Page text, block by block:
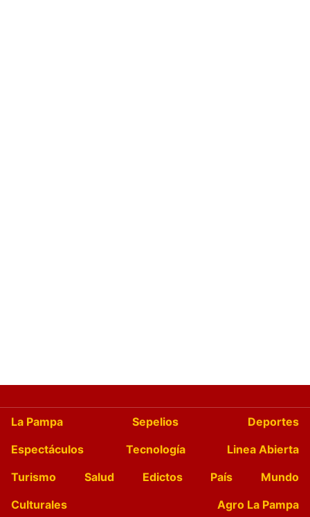
La Pampa Sepelios
Deportes
Espectáculos
Tecnología
Linea Abierta
Turismo
Salud Edictos País
Mundo
Culturales
Agro La Pampa